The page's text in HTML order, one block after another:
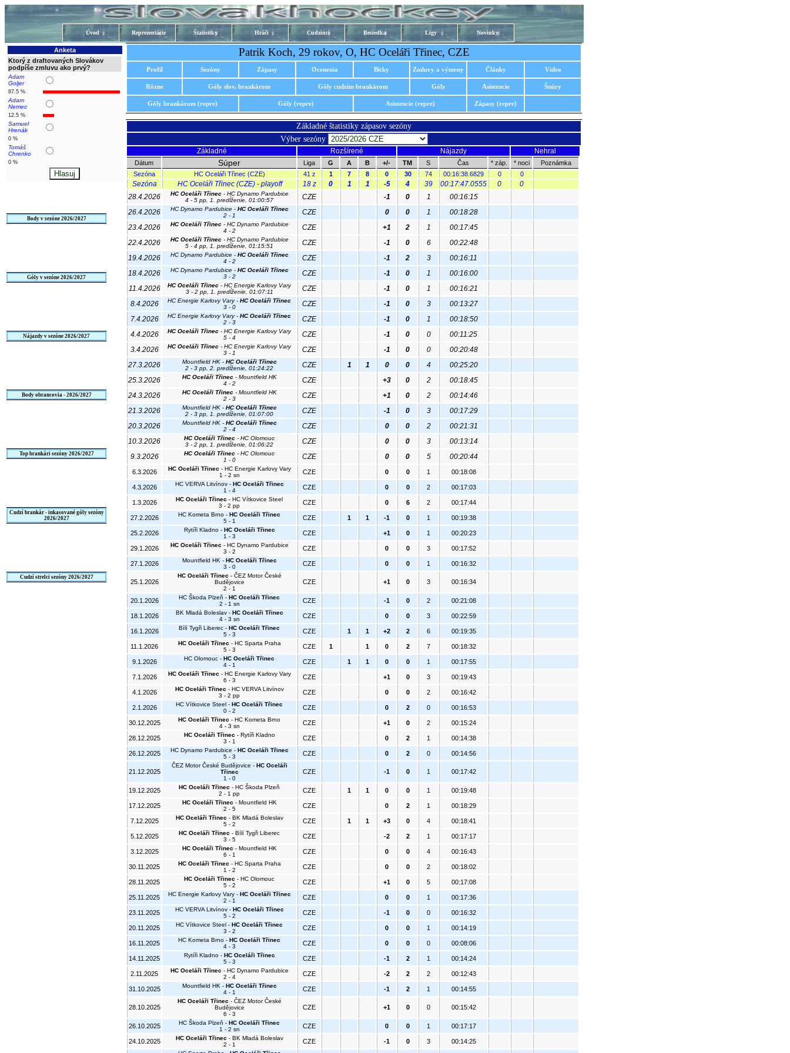
Úvod Reprezentácie Štatistiky Hráči Cudzinci Besiedka Ligy Novinky
Anketa
Ktorý z draftovaných Slovákov
podpíše zmluvu ako prvý?
Adam
Goljer
87.5 %
Adam
Nemec
12.5 %
Samuel
Hrenák
0 %
Tomáš
Chrenko
0 %
Body v sezóne 2026/2027
Góly v sezóne 2026/2027
Nájazdy v sezóne 2026/2027
Body obrancovia - 2026/2027
Top brankári sezóny 2026/2027
Cudzí brankár - inkasované góly sezóny
2026/2027
Cudzí strelci sezóny 2026/2027
Patrik Koch, 29 rokov, O, HC Oceláři Třinec, CZE
Profil Sezóny Zápasy Ocenenia Bitky Zmluvy a výmeny Články Video
Rôzne Góly slov. brankárom Góly cudzím brankárom Góly Asistencie Šnúry
Góly brankárom (repre) Góly (repre) Asistencie (repre) Zápasy (repre)
Základné štatistiky zápasov sezóny
Výber sezóny
Základné Rozšírené Nájazdy Nehral
Dátum Súper Liga G A B +/- TM S Čas * záp. * noci
Poznámka
Sezóna
HC Oceláři Třinec (CZE) 41 z 1 7 8 0 30 74 00:16:38.6829 0 0
Sezóna HC Oceláři Třinec (CZE) - playoff 18 z 0 1 1 -5 4 39 00:17:47.0555 0
0
28.4.2026
HC Oceláři Třinec- HC Dynamo Pardubice
4 - 5 pp, 1. predĺženie, 01:00:57
CZE -1 0 1
00:16:15
26.4.2026
HC Dynamo Pardubice - HC Oceláři Třinec
2 - 1
CZE 0 0 1
00:18:28
23.4.2026
HC Oceláři Třinec- HC Dynamo Pardubice
4 - 2
CZE +1 2 1
00:17:45
22.4.2026
HC Oceláři Třinec- HC Dynamo Pardubice
5 - 4 pp, 1. predĺženie, 01:15:51
CZE -1 0 6
00:22:48
19.4.2026
HC Dynamo Pardubice - HC Oceláři Třinec
4 - 2
CZE -1 2 3
00:16:11
18.4.2026
HC Dynamo Pardubice - HC Oceláři Třinec
3 - 2
CZE -1 0 1
00:16:00
11.4.2026
HC Oceláři Třinec - HC Energie Karlovy Vary
3 - 2 pp, 1. predĺženie, 01:07:11
CZE -1 0 1
00:16:21
8.4.2026
HC Energie Karlovy Vary - HC Oceláři Třinec
3 - 0
CZE -1 0 3
00:13:27
7.4.2026
HC Energie Karlovy Vary - HC Oceláři Třinec
2 - 3
CZE -1 0 1
00:18:50
4.4.2026
HC Oceláři Třinec - HC Energie Karlovy Vary
5 - 4
CZE -1 0 0
00:11:25
3.4.2026
HC Oceláři Třinec - HC Energie Karlovy Vary
3 - 1
CZE -1 0 0
00:20:48
27.3.2026
Mountfield HK - HC Oceláři Třinec
2 - 3 pp, 2. predĺženie, 01:24:22
CZE 1 1 0 0 4
00:25:20
25.3.2026
HC Oceláři Třinec- Mountfield HK
4 - 2
CZE +3 0 2
00:18:45
24.3.2026
HC Oceláři Třinec- Mountfield HK
2 - 3
CZE +1 0 2
00:14:46
21.3.2026
Mountfield HK - HC Oceláři Třinec
2 - 3 pp, 1. predĺženie, 01:07:00
CZE -1 0 3
00:17:29
20.3.2026
Mountfield HK - HC Oceláři Třinec
2 - 4
CZE 0 0 2
00:21:31
10.3.2026
HC Oceláři Třinec - HC Olomouc
3 - 2 pp, 1. predĺženie, 01:06:22
CZE 0 0 3
00:13:14
9.3.2026
HC Oceláři Třinec - HC Olomouc
1 - 0
CZE 0 0 5 00:20:44
6.3.2026 HC Oceláři Třinec - HC Energie Karlovy Vary
1 - 2 sn
CZE 0 0 1 00:18:08
4.3.2026 HC VERVA Litvínov - HC Oceláři Třinec
1 - 4
CZE 0 0 2 00:17:03
1.3.2026 HC Oceláři Třinec - HC Vítkovice Steel
3 - 2 pp
CZE 0 6 2 00:17:44
27.2.2026 HC Kometa Brno - HC Oceláři Třinec
5 - 1
CZE 1 1 -1 0 1 00:19:38
25.2.2026 Rytíři Kladno - HC Oceláři Třinec
1 - 3
CZE +1 0 1 00:20:23
29.1.2026 HC Oceláři Třinec - HC Dynamo Pardubice
3 - 2
CZE 0 0 3 00:17:52
27.1.2026 Mountfield HK - HC Oceláři Třinec
3 - 0
CZE 0 0 1 00:16:32
25.1.2026
HC Oceláři Třinec - ČEZ Motor České
Budějovice
2 - 1
CZE +1 0 3 00:16:34
20.1.2026 HC Škoda Plzeň - HC Oceláři Třinec
2 - 1 sn
CZE -1 0 2 00:21:08
18.1.2026 BK Mladá Boleslav - HC Oceláři Třinec
4 - 3 sn
CZE 0 0 3 00:22:59
16.1.2026 Bílí Tygři Liberec - HC Oceláři Třinec
5 - 3
CZE 1 1 +2 2 6 00:19:35
11.1.2026 HC Oceláři Třinec - HC Sparta Praha
5 - 3
CZE 1 1 0 2 7 00:18:32
9.1.2026 HC Olomouc - HC Oceláři Třinec
4 - 1
CZE 1 1 0 0 1 00:17:55
7.1.2026 HC Oceláři Třinec - HC Energie Karlovy Vary
6 - 3
CZE +1 0 3 00:19:43
4.1.2026 HC Oceláři Třinec - HC VERVA Litvínov
3 - 2 pp
CZE 0 0 2 00:16:42
2.1.2026 HC Vítkovice Steel - HC Oceláři Třinec
0 - 2
CZE 0 2 0 00:16:53
30.12.2025 HC Oceláři Třinec - HC Kometa Brno
4 - 3 sn
CZE +1 0 2 00:15:24
28.12.2025 HC Oceláři Třinec - Rytíři Kladno
3 - 1
CZE 0 2 1 00:14:38
26.12.2025 HC Dynamo Pardubice - HC Oceláři Třinec
5 - 3
CZE 0 2 0 00:14:56
21.12.2025
ČEZ Motor České Budějovice - HC Oceláři
Třinec
1 - 0
CZE -1 0 1 00:17:42
19.12.2025 HC Oceláři Třinec - HC Škoda Plzeň
2 - 1 pp
CZE 1 1 0 0 1 00:19:48
17.12.2025 HC Oceláři Třinec - Mountfield HK
2 - 5
CZE 0 2 1 00:18:29
7.12.2025 HC Oceláři Třinec - BK Mladá Boleslav
5 - 2
CZE 1 1 +3 0 4 00:18:41
5.12.2025 HC Oceláři Třinec - Bílí Tygři Liberec
3 - 5
CZE -2 2 1 00:17:17
3.12.2025 HC Oceláři Třinec - Mountfield HK
6 - 1
CZE 0 0 4 00:16:43
30.11.2025 HC Oceláři Třinec - HC Sparta Praha
1 - 2
CZE 0 0 2 00:18:02
28.11.2025 HC Oceláři Třinec - HC Olomouc
5 - 2
CZE +1 0 5 00:17:08
25.11.2025 HC Energie Karlovy Vary - HC Oceláři Třinec
2 - 1
CZE 0 0 1 00:17:36
23.11.2025 HC VERVA Litvínov - HC Oceláři Třinec
5 - 2
CZE -1 0 0 00:16:32
20.11.2025 HC Vítkovice Steel - HC Oceláři Třinec
3 - 2
CZE 0 0 1 00:14:19
16.11.2025 HC Kometa Brno - HC Oceláři Třinec
4 - 3
CZE 0 0 0 00:08:06
14.11.2025 Rytíři Kladno - HC Oceláři Třinec
5 - 3
CZE -1 2 1 00:14:24
2.11.2025 HC Oceláři Třinec - HC Dynamo Pardubice
2 - 4
CZE -2 2 2 00:12:43
31.10.2025 Mountfield HK - HC Oceláři Třinec
4 - 1
CZE -1 2 1 00:14:55
28.10.2025
HC Oceláři Třinec - ČEZ Motor České
Budějovice
6 - 3
CZE +1 0 0 00:15:42
26.10.2025 HC Škoda Plzeň - HC Oceláři Třinec
1 - 2 sn
CZE 0 0 1 00:17:17
24.10.2025 HC Oceláři Třinec - BK Mladá Boleslav
2 - 1
CZE -1 0 3 00:14:25